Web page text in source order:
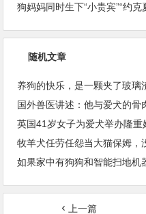
狗妈妈同时生下“小贵宾”“约克
随机文章
养狗的快乐，是一颗夹了玻璃
国外兽医讲述：他与爱犬的
英国41岁女子为爱犬举办隆
如果家中有狗狗和智能扫地
上一篇